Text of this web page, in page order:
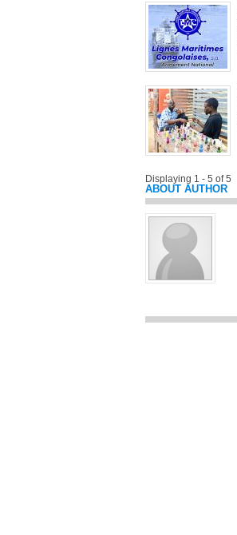
Displaying 1 - 5 of 5
ABOUT AUTHOR